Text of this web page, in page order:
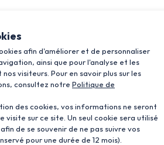
afin d'améliorer et de personnaliser
ainsi que pour l'analyse et les
visiteurs. Pour en savoir plus sur les
consultez notre Politique de
des cookies, vos informations ne seront
visite sur ce site. Un seul cookie sera utilisé
de se souvenir de ne pas suivre vos
pour une durée de 12 mois).